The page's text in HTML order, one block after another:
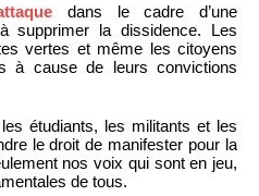
dans le cadre d’une
supprimer la dissidence. Les
vertes et même les citoyens
à cause de leurs convictions
étudiants, les militants et les
le droit de manifester pour la
nos voix qui sont en jeu,
de tous.